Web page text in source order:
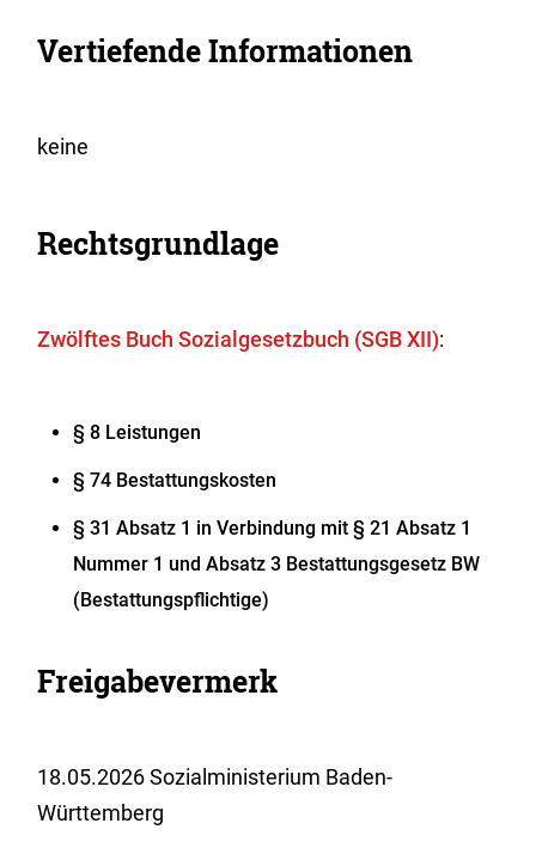
Vertiefende Informationen
keine
Rechtsgrundlage
Zwölftes Buch Sozialgesetzbuch (SGB XII):
§ 8 Leistungen
§ 74 Bestattungskosten
§ 31 Absatz 1 in Verbindung mit § 21 Absatz 1
Nummer 1 und Absatz 3 Bestattungsgesetz BW
(Bestattungspflichtige)
Freigabevermerk
18.05.2026Sozialministerium Baden-
Württemberg